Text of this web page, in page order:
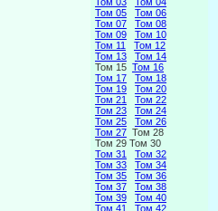
Том 05
Том 06
Том 07
Том 08
Том 09
Том 10
Том 11
Том 12
Том 13
Том 14
Том 15 Том 16
Том 17
Том 18
Том 19
Том 20
Том 21
Том 22
Том 23
Том 24
Том 25
Том 26
Том 27 Том 28
Том 29 Том 30
Том 31
Том 32
Том 33
Том 34
Том 35
Том 36
Том 37
Том 38
Том 39
Том 40
Том 41
Том 42